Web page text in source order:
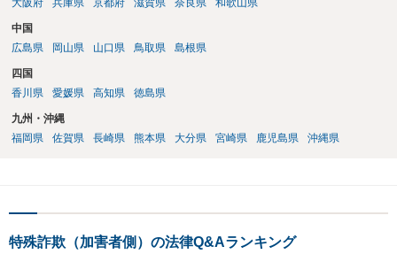
大阪府
兵庫県 京都府 滋賀県 奈良県 和歌山県
中国
広島県
岡山県 山口県 鳥取県 島根県
四国
香川県
愛媛県 高知県 徳島県
九州・沖縄
福岡県
佐賀県 長崎県 熊本県 大分県 宮崎県 鹿児島県 沖縄県
特殊詐欺（加害者側）の法律Q&Aランキング